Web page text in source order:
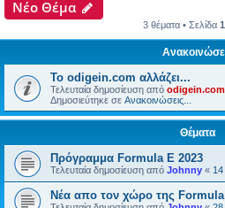
Νέο Θέμα
3 θέματα • Σελίδα 1
Το odigein.com αλλάζει...
Τελευταία δημοσίευση από odigein.com
Δημοσιεύτηκε σε Ανακοινώσεις...
Θέματα
Πρόγραμμα Formula E 2023
Τελευταία δημοσίευση από Johnny «
Νέα απο τον χώρο της